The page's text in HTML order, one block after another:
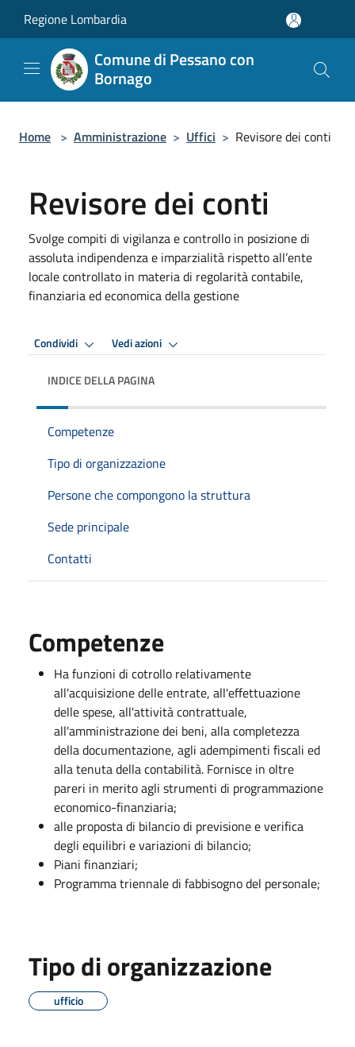
Regione Lombardia
Comune di Pessano con
Bornago
Home > Amministrazione > Uffici > Revisore dei conti
Revisore dei conti
Svolge compiti di vigilanza e controllo in posizione di
assoluta indipendenza e imparzialità rispetto all’ente
locale controllato in materia di regolarità contabile,
finanziaria ed economica della gestione
Condividi Vedi azioni
INDICE DELLA PAGINA
Competenze
Tipo di organizzazione
Persone che compongono la struttura
Sede principale
Contatti
Competenze
Ha funzioni di cotrollo relativamente
all'acquisizione delle entrate, all'effettuazione
delle spese, all'attività contrattuale,
all'amministrazione dei beni, alla completezza
della documentazione, agli adempimenti fiscali ed
alla tenuta della contabilità. Fornisce in oltre
pareri in merito agli strumenti di programmazione
economico-finanziaria;
alle proposta di bilancio di previsione e verifica
degli equilibri e variazioni di bilancio;
Piani finanziari;
Programma triennale di fabbisogno del personale;
Tipo di organizzazione
ufficio